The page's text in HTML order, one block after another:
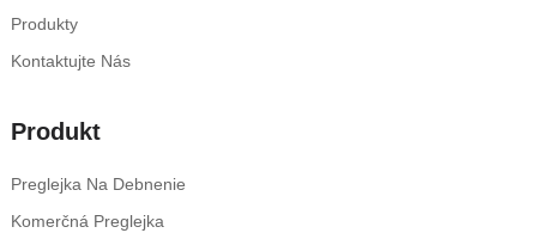
Produkty
Kontaktujte Nás
Produkt
Preglejka Na Debnenie
Komerčná Preglejka